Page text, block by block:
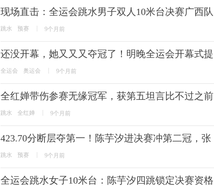
现场直击：全运会跳水男子双人10米台决赛广西队
跳水 预赛 9个月前
还没开幕，她又又又夺冠了！明晚全运会开幕式提
全运会 奥运会 9个月前
全红婵带伤参赛无缘冠军，获第五坦言比不过之前
跳水 全红婵 9个月前
423.70分断层夺第一！陈芋汐进决赛冲第二冠，张
跳水 预赛 9个月前
全运会跳水女子10米台：陈芋汐四跳锁定决赛资格